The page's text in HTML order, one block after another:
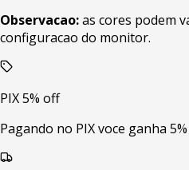
Observacao:as cores podem
configuracao do monitor.
PIX 5% off
Pagando no PIX voce ganha